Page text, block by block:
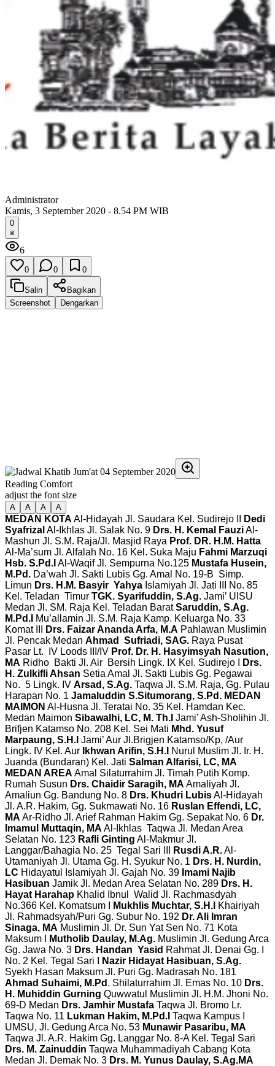
Administrator
Kamis, 3 September 2020 - 8.54 PM WIB
0
6
0 0 0
Salin
Bagikan
Screenshot
Dengarkan
Reading Comfort
adjust the font size
A A A A
MEDAN KOTA Al-Hidayah Jl. Saudara Kel. Sudirejo II
Dedi
Syafrizal Al-Ikhlas Jl. Salak No. 9 Drs. H. Kemal FauziAl-
Mashun Jl. S.M. Raja/Jl. Masjid Raya Prof. DR. H.M. Hatta
Al-Ma’sum Jl. Alfalah No. 16 Kel. Suka Maju Fahmi Marzuqi
Hsb. S.Pd.I Al-Waqif Jl. Sempurna No.125 Mustafa Husein,
M.Pd. Da’wah Jl. Sakti Lubis Gg. Amal No. 19-B Simp.
Limun Drs. H.M. Basyir Yahya Islamiyah Jl. Jati III No. 85
Kel. Teladan Timur TGK. Syarifuddin, S.Ag. Jami’ UISU
Medan Jl. SM. Raja Kel. Teladan BaratSaruddin, S.Ag.
M.Pd.I Mu’allamin Jl. S.M. Raja Kamp. Keluarga No. 33
Komat III
Drs. Faizar Ananda Arfa, M.A Pahlawan Muslimin
Jl. Pencak Medan Ahmad Sufriadi, SAG. Raya Pusat
Pasar Lt. IV Loods III/IV Prof. Dr. H. Hasyimsyah Nasution,
MA Ridho Bakti Jl. Air Bersih Lingk. IX Kel. Sudirejo I
Drs.
H. Zulkifli Ahsan Setia Amal Jl. Sakti Lubis Gg. Pegawai
No. 5 Lingk. IV Arsad, S.Ag. Taqwa Jl. S.M. Raja, Gg. Pulau
Harapan No. 1 Jamaluddin S.Situmorang, S.Pd. MEDAN
MAIMON Al-Husna Jl. Teratai No. 35 Kel. Hamdan Kec.
Medan Maimon Sibawalhi, LC, M. Th.I Jami’ Ash-Sholihin Jl.
Brifjen Katamso No. 208 Kel. Sei Mati Mhd. Yusuf
Marpaung, S.H.I Jami’ Aur Jl.Brigjen Katamso/Kp, /Aur
Lingk. IV Kel. Aur
Ikhwan Arifin, S.H.I Nurul Muslim Jl. Ir. H.
Juanda (Bundaran) Kel. Jati Salman Alfarisi, LC, MA
MEDAN AREA Amal Silaturrahim Jl. Timah Putih Komp.
Rumah Susun Drs. Chaidir Saragih, MA Amaliyah Jl.
Amaliun Gg. Bandung No. 8 Drs. Khudri LubisAl-Hidayah
Jl. A.R. Hakim, Gg. Sukmawati No. 16 Ruslan Effendi, LC,
MA Ar-Ridho Jl. Arief Rahman Hakim Gg. Sepakat No. 6 Dr.
Imamul Muttaqin, MA Al-Ikhlas Taqwa Jl. Medan Area
Selatan No. 123 Rafli Ginting Al-Makmur Jl.
Langgar/Bahagia No. 25 Tegal Sari III
Rusdi A.R.Al-
Utamaniyah Jl. Utama Gg. H. Syukur No. 1 Drs. H. Nurdin,
LC Hidayatul Islamiyah Jl. Gajah No. 39 Imami Najib
Hasibuan Jamik Jl. Medan Area Selatan No. 289 Drs. H.
Hayat Harahap Khalid Ibnul Walid Jl. Rachmasdyah
No.366 Kel. Komatsum I
Mukhlis Muchtar, S.H.I Khairiyah
Jl. Rahmadsyah/Puri Gg. Subur No. 192 Dr. Ali Imran
Sinaga, MA Muslimin Jl. Dr. Sun Yat Sen No. 71 Kota
Maksum I
Mutholib Daulay, M.Ag. Muslimin Jl. Gedung Arca
Gg. Jawa No. 3 Drs. Handan Yasid Rahmat Jl. Denai Gg. I
No. 2 Kel. Tegal Sari I
Nazir Hidayat Hasibuan, S.Ag.
Syekh Hasan Maksum Jl. Puri Gg. Madrasah No. 181
Ahmad Suhaimi, M.Pd . Shilaturrahim Jl. Emas No. 10 Drs.
H. Muhiddin Gurning Quwwatul Muslimin Jl. H.M. Jhoni No.
69-D Medan Drs. Jamhir Mustafa Taqwa Jl. Bromo Lr.
Taqwa No. 11 Lukman Hakim, M.Pd.I Taqwa Kampus I
UMSU, Jl. Gedung Arca No. 53 Munawir Pasaribu, MA
Taqwa Jl. A.R. Hakim Gg. Langgar No. 8-A Kel. Tegal Sari
Drs. M. Zainuddin Taqwa Muhammadiyah Cabang Kota
Medan Jl. Demak No. 3 Drs. M. Yunus Daulay, S.Ag.MA